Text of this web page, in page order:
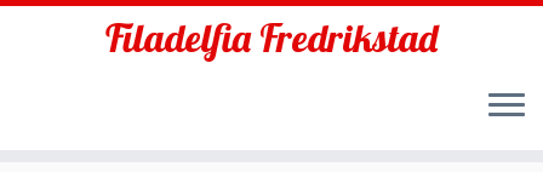
Filadelfia Fredrikstad